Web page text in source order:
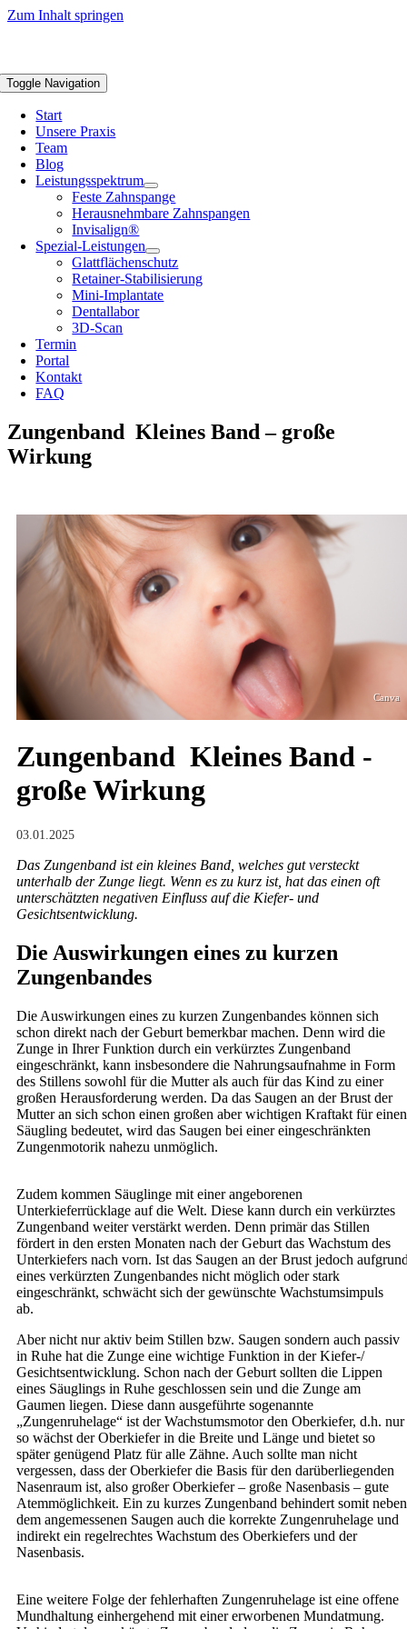
Zum Inhalt springen
Toggle Navigation
Start
Unsere Praxis
Team
Blog
Leistungsspektrum
Feste Zahnspange
Herausnehmbare Zahnspangen
Invisalign®
Spezial-Leistungen
Glattflächenschutz
Retainer-Stabilisierung
Mini-Implantate
Dentallabor
3D-Scan
Termin
Portal
Kontakt
FAQ
Zungenband Kleines Band – große
Wirkung
Canva
Zungenband Kleines Band -
große Wirkung
03.01.2025
Das Zungenband ist ein kleines Band, welches gut versteckt
unterhalb der Zunge liegt. Wenn es zu kurz ist, hat das einen oft
unterschätzten negativen Einfluss auf die Kiefer- und
Gesichtsentwicklung.
Die Auswirkungen eines zu kurzen
Zungenbandes
Die Auswirkungen eines zu kurzen Zungenbandes können sich
schon direkt nach der Geburt bemerkbar machen. Denn wird die
Zunge in Ihrer Funktion durch ein verkürztes Zungenband
eingeschränkt, kann insbesondere die Nahrungsaufnahme in Form
des Stillens sowohl für die Mutter als auch für das Kind zu einer
großen Herausforderung werden. Da das Saugen an der Brust der
Mutter an sich schon einen großen aber wichtigen Kraftakt für einen
Säugling bedeutet, wird das Saugen bei einer eingeschränkten
Zungenmotorik nahezu unmöglich.
Zudem kommen Säuglinge mit einer angeborenen
Unterkieferrücklage auf die Welt. Diese kann durch ein verkürztes
Zungenband weiter verstärkt werden. Denn primär das Stillen
fördert in den ersten Monaten nach der Geburt das Wachstum des
Unterkiefers nach vorn. Ist das Saugen an der Brust jedoch
eines verkürzten Zungenbandes nicht möglich oder stark
eingeschränkt, schwächt sich der gewünschte Wachstumsimpuls
ab.
Aber nicht nur aktiv beim Stillen bzw. Saugen sondern auch passiv
in Ruhe hat die Zunge eine wichtige Funktion in der Kiefer-/
Gesichtsentwicklung. Schon nach der Geburt sollten die Lippen
eines Säuglings in Ruhe geschlossen sein und die Zunge am
Gaumen liegen. Diese dann ausgeführte sogenannte
„Zungenruhelage“ ist der Wachstumsmotor den Oberkiefer, d.h. nur
so wächst der Oberkiefer in die Breite und Länge und bietet so
später genügend Platz für alle Zähne. Auch sollte man nicht
vergessen, dass der Oberkiefer die Basis für den darüberliegenden
Nasenraum ist, also großer Oberkiefer – große Nasenbasis – gute
Atemmöglichkeit. Ein zu kurzes Zungenband behindert somit neben
dem angemessenen Saugen auch die korrekte Zungenruhelage und
indirekt ein regelrechtes Wachstum des Oberkiefers und der
Nasenbasis.
Eine weitere Folge der fehlerhaften Zungenruhelage ist eine offene
Mundhaltung einhergehend mit einer erworbenen Mundatmung.